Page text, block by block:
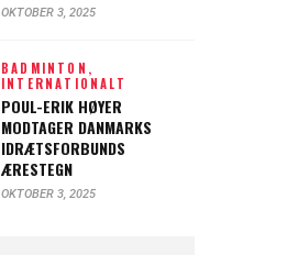
OKTOBER 3, 2025
BADMINTON,
INTERNATIONALT
POUL-ERIK HØYER
MODTAGER DANMARKS
IDRÆTSFORBUNDS
ÆRESTEGN
OKTOBER 3, 2025